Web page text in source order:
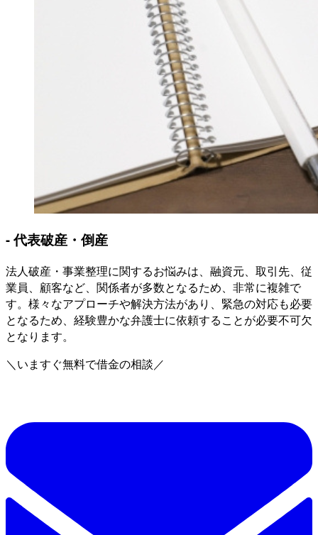
- 代表破産・倒産
法人破産・事業整理に関するお悩みは、融資元、取引先、従
業員、顧客など、関係者が多数となるため、非常に複雑で
す。様々なアプローチや解決方法があり、緊急の対応も必要
となるため、経験豊かな弁護士に依頼することが必要不可欠
となります。
＼いますぐ無料で借金の相談／